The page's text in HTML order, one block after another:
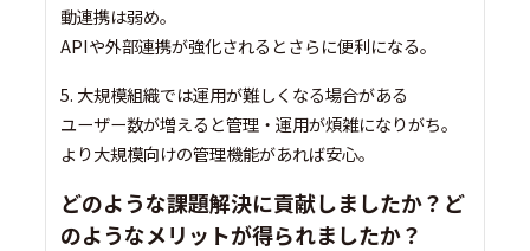
動連携は弱め。
APIや外部連携が強化されるとさらに便利になる。
5. 大規模組織では運用が難しくなる場合がある
ユーザー数が増えると管理・運用が煩雑になりがち。
より大規模向けの管理機能があれば安心。
どのような課題解決に貢献しましたか？ど
のようなメリットが得られましたか？